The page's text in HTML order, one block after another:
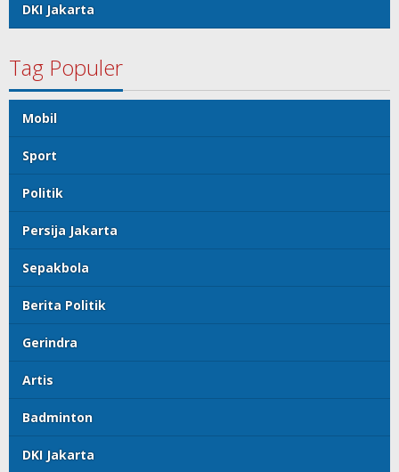
DKI Jakarta
Tag Populer
Mobil
Sport
Politik
Persija Jakarta
Sepakbola
Berita Politik
Gerindra
Artis
Badminton
DKI Jakarta